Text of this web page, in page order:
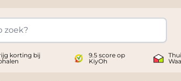
korting bij
9.5 score op
KiyOh